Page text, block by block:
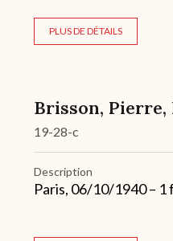
PLUS DE DÉTAILS
Brisson, Pierre,
19-28-c
Description
Paris, 06/10/1940 –